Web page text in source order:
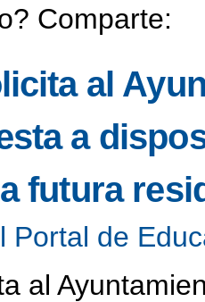
Comparte:
al
a
futura
Portal de
al